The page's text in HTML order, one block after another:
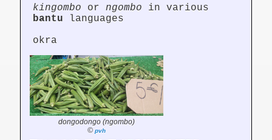
kingombo or ngombo in various
bantu languages
okra
dongodongo (ngombo)
© pvh